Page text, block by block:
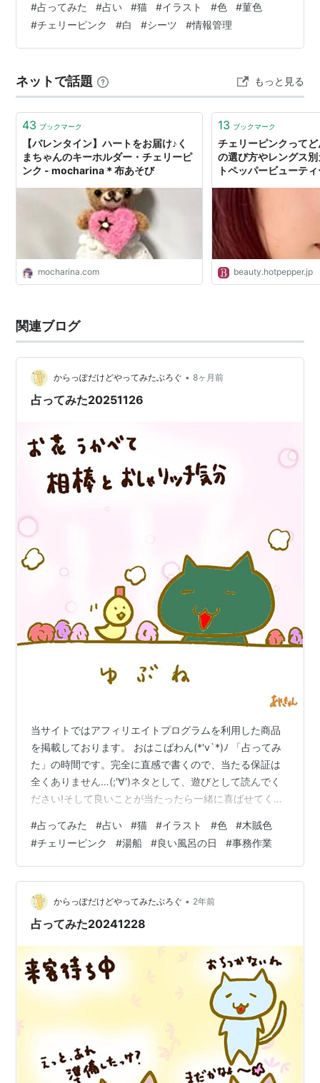
の運勢にするもよし夜 🌛読んで明日の運勢にするもよし
来週、来月の…なんてのもありでご自由にして頂ければ
と考えています。 それではやってみよう('ω')ﾉ 次の２色
果 ～～ 菫色を選んだ方… 白いものが良いかも(・∀・)ﾉ…
#占ってみた #占い #猫 #イラスト #色 #菫色
#チェリーピンク #白 #シーツ #情報管理
ネットで話題 もっと見る
43 ブックマーク
【バレンタイン】ハートをお届け♪く
まちゃんのキーホルダー・チェリーピ
ンク - mocharina＊布あそび
mocharina.com
13 ブックマーク
チェリーピンクって
の選び方やレングス
トペッパービューテ
beauty.hotpepper.jp
関連ブログ
からっぽだけどやってみたぶろぐ • 8ヶ月前
占ってみた20251126
当サイトではアフィリエイトプログラムを利用した商品
を掲載しております。 おはこばわん(*′v`*)ﾉ 「占ってみ
た」の時間です。完全に直感で書くので、当たる保証は
全くありません…(;'∀')ネタとして、遊びとして読んでく
ださい!そして良いことが当たったら一緒に喜ばせてくだ
の運勢にするもよし夜 🌛読んで明日の運勢にするもよし
来週、来月の…なんてのもありでご自由にして頂ければ
と考えています。 それではやってみよう('ω')ﾉ 次の２色
のうち、どちらかを選んでください。結果は下～ ～～ 結
果 ～～ 木賊色を選んだ方… 湯船に浸かると回復出来そう
(…
#占ってみた #占い #猫 #イラスト #色 #木賊色
#チェリーピンク #湯船 #良い風呂の日 #事務作業
からっぽだけどやってみたぶろぐ • 2年前
占ってみた20241228